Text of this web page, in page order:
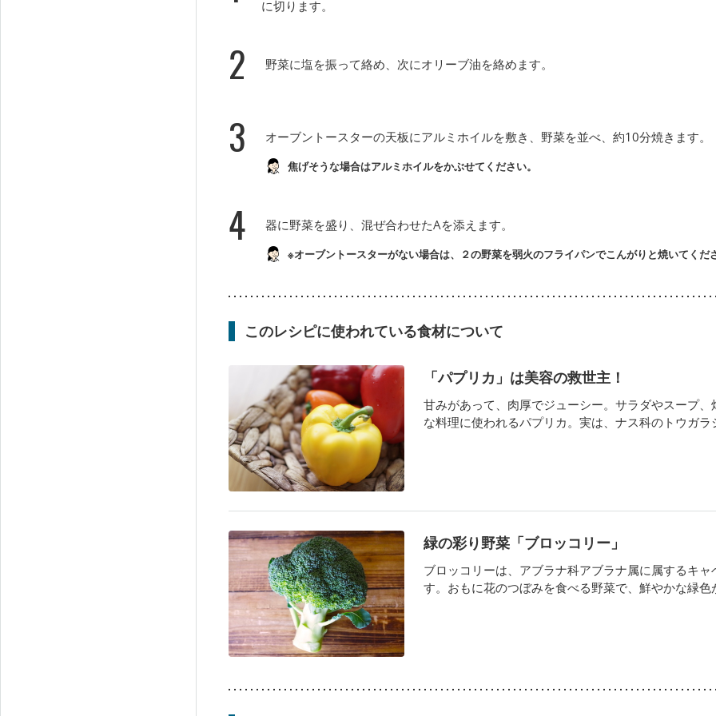
に切ります。
2 野菜に塩を振って絡め、次にオリーブ油を絡めます。
3 オーブントースターの天板にアルミホイルを敷き、野菜を並べ、約10分焼きます。
焦げそうな場合はアルミホイルをかぶせてください。
4 器に野菜を盛り、混ぜ合わせたAを添えます。
※オーブントースターがない場合は、２の野菜を弱火のフライパンでこんがりと焼いてくだ
このレシピに使われている食材について
「パプリカ」は美容の救世主！
甘みがあって、肉厚でジューシー。サラダやスープ、
な料理に使われるパプリカ。実は、ナス科のトウガラ
緑の彩り野菜「ブロッコリー」
ブロッコリーは、アブラナ科アブラナ属に属するキ
す。おもに花のつぼみを食べる野菜で、鮮やかな緑色